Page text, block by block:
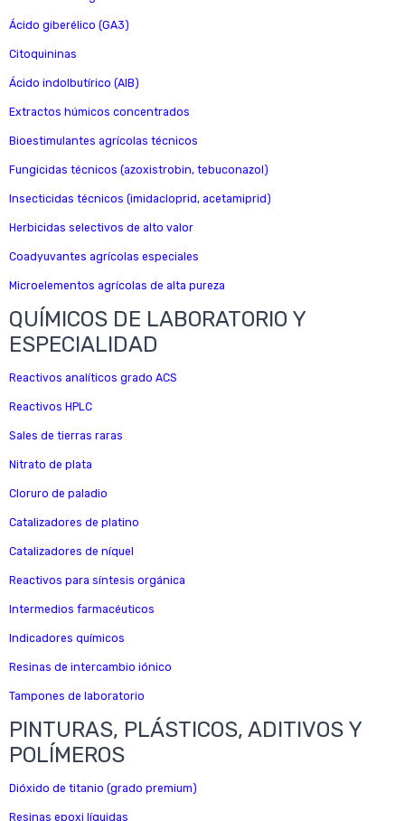
Ácido giberélico (GA3)
Citoquininas
Ácido indolbutírico (AIB)
Extractos húmicos concentrados
Bioestimulantes agrícolas técnicos
Fungicidas técnicos (azoxistrobin, tebuconazol)
Insecticidas técnicos (imidacloprid, acetamiprid)
Herbicidas selectivos de alto valor
Coadyuvantes agrícolas especiales
Microelementos agrícolas de alta pureza
QUÍMICOS DE LABORATORIO Y
ESPECIALIDAD
Reactivos analíticos grado ACS
Reactivos HPLC
Sales de tierras raras
Nitrato de plata
Cloruro de paladio
Catalizadores de platino
Catalizadores de níquel
Reactivos para síntesis orgánica
Intermedios farmacéuticos
Indicadores químicos
Resinas de intercambio iónico
Tampones de laboratorio
PINTURAS, PLÁSTICOS, ADITIVOS Y
POLÍMEROS
Dióxido de titanio (grado premium)
Resinas epoxi líquidas